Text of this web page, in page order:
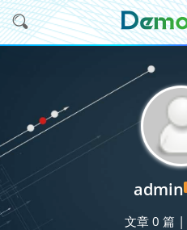
admin
文章 0 篇 |